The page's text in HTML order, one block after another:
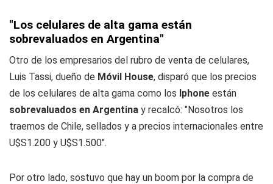
"Los celulares de alta gama están
sobrevaluados en Argentina"
Otro de los empresarios del rubro de venta de celulares,
Luis Tassi, dueño de Móvil House, disparó que los precios
de los celulares de alta gama como los Iphone están
sobrevaluados en Argentina y recalcó: "Nosotros los
traemos de Chile, sellados y a precios internacionales entre
U$S1.200 y U$S1.500".
Por otro lado, sostuvo que hay un boom por la compra de